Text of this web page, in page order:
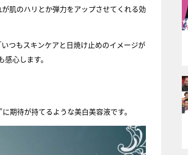
肌のハリとか弾力をアップさせてくれる効
つもスキンケアと日焼け止めのイメージが
心します。
期待が持てるような美白美容液です。